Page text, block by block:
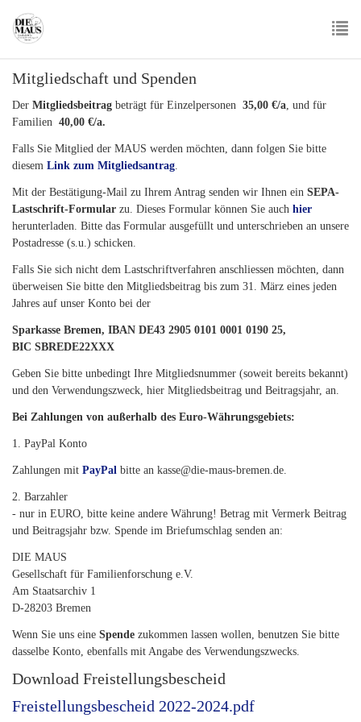
main
Mitgliedschaft und Spenden
Der Mitgliedsbeitrag beträgt für Einzelpersonen 35,00 €/a, und für
Familien 40,00 €/a.
Falls Sie Mitglied der MAUS werden möchten, dann folgen Sie bitte
diesem Link zum Mitgliedsantrag.
Mit der Bestätigung-Mail zu Ihrem Antrag senden wir Ihnen ein SEPA-
Lastschrift-Formular zu. Dieses Formular können Sie auch hier
herunterladen. Bitte das Formular ausgefüllt und unterschrieben an unsere
Postadresse (s.u.) schicken.
Falls Sie sich nicht dem Lastschriftverfahren anschliessen möchten, dann
überweisen Sie bitte den Mitgliedsbeitrag bis zum 31. März eines jeden
Jahres auf unser Konto bei der
Sparkasse Bremen, IBAN DE43 2905 0101 0001 0190 25,
BIC SBREDE22XXX
Geben Sie bitte unbedingt Ihre Mitgliedsnummer (soweit bereits bekannt)
und den Verwendungszweck, hier Mitgliedsbeitrag und Beitragsjahr, an.
Bei Zahlungen von außerhalb des Euro-Währungsgebiets:
1. PayPal Konto
Zahlungen mit PayPal bitte an kasse@die-maus-bremen.de.
2. Barzahler
- nur in EURO, bitte keine andere Währung! Betrag mit Vermerk Beitrag
und Beitragsjahr bzw. Spende im Briefumschlag senden an:
DIE MAUS
Gesellschaft für Familienforschung e.V.
Am Staatsarchiv 1
D-28203 Bremen
Wenn Sie uns eine Spende zukommen lassen wollen, benutzen Sie bitte
dasselbe Konto, ebenfalls mit Angabe des Verwendungszwecks.
Download Freistellungsbescheid
Freistellungsbescheid 2022-2024.pdf